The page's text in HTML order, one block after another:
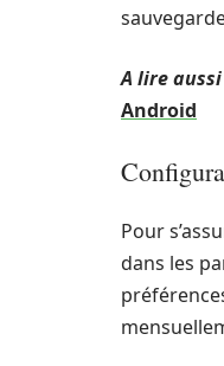
A lire
Android
Pour
dans les